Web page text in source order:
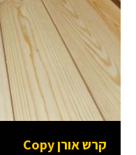
קרש אורן Copy